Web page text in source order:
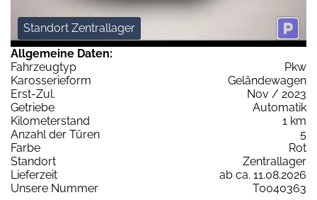
Standort Zentrallager
Allgemeine Daten:
Fahrzeugtyp
Pkw
Karosserieform
Geländewagen
Erst-Zul.
Nov / 2023
Getriebe
Automatik
Kilometerstand
1 km
Anzahl der Türen
5
Farbe
Rot
Standort
Zentrallager
Lieferzeit
ab ca. 11.08.2026
Unsere Nummer
T0040363